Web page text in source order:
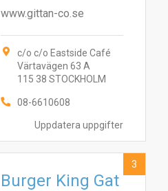
Uppdatera uppgifter
www.gittan-co.se
c/o c/o Eastside Café
Värtavägen 63 A
115 38 STOCKHOLM
08-6610608
Burger King Gat
3